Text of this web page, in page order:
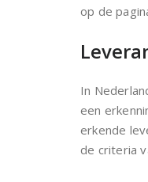
op de
In
een
erkende
de criteria